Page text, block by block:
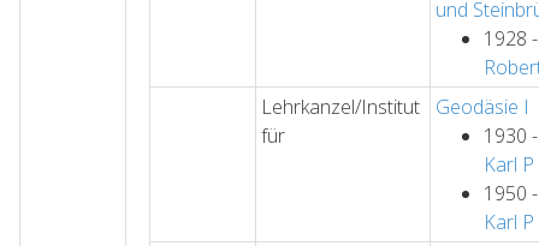
und
1928
Lehrkanzel/Institut
für
Geodäsie I
1930
Karl P
1950
Karl P